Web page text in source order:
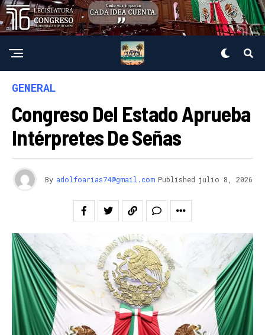
GENERAL
Congreso Del Estado Aprueba
Intérpretes De Señas
By adolfoarias74@gmail.com Published julio 8, 2026